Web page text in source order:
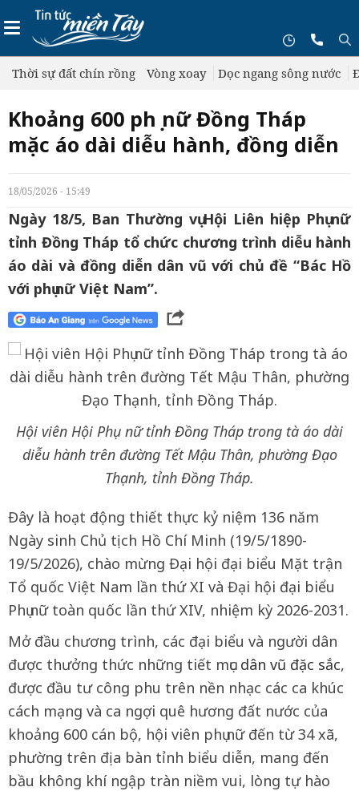
Thời sự đất chín rồng Vòng xoay Dọc ngang sông nước
Khoảng 600 phụ nữ Đồng Tháp
mặc áo dài diễu hành, đồng diễn
18/05/2026 - 15:49
Ngày 18/5, Ban Thường vụ Hội Liên hiệp Phụ nữ
tỉnh Đồng Tháp tổ chức chương trình diễu hành
áo dài và đồng diễn dân vũ với chủ đề “Bác Hồ
với phụ nữ Việt Nam”.
Hội viên Hội Phụ nữ tỉnh Đồng Tháp trong tà áo dài
diễu hành trên đường Tết Mậu Thân, phường Đạo
Thạnh, tỉnh Đồng Tháp.
Đây là hoạt động thiết thực kỷ niệm 136 năm
Ngày sinh Chủ tịch Hồ Chí Minh (19/5/1890-
19/5/2026), chào mừng Đại hội đại biểu Mặt trận
Tổ quốc Việt Nam lần thứ XI và Đại hội đại biểu
Phụ nữ toàn quốc lần thứ XIV, nhiệm kỳ 2026-2031.
Mở đầu chương trình, các đại biểu và người dân
được thưởng thức những tiết mục dân vũ đặc sắc,
được đầu tư công phu trên nền nhạc các ca khúc
cách mạng và ca ngợi quê hương đất nước của
khoảng 600 cán bộ, hội viên phụ nữ đến từ 34 xã,
phường trên địa bàn tỉnh biểu diễn, mang đến
bầu không khí ngập tràn niềm vui, lòng tự hào